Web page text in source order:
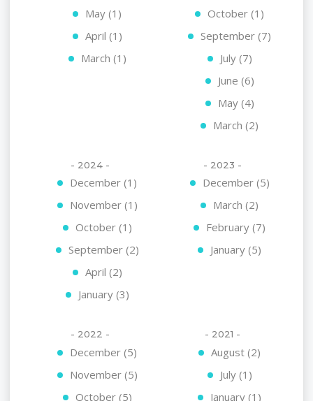
May (1)
April (1)
March (1)
October (1)
September (7)
July (7)
June (6)
May (4)
March (2)
- 2024 -
December (1)
November (1)
October (1)
September (2)
April (2)
January (3)
- 2023 -
December (5)
March (2)
February (7)
January (5)
- 2022 -
December (5)
November (5)
October (5)
- 2021 -
August (2)
July (1)
January (1)